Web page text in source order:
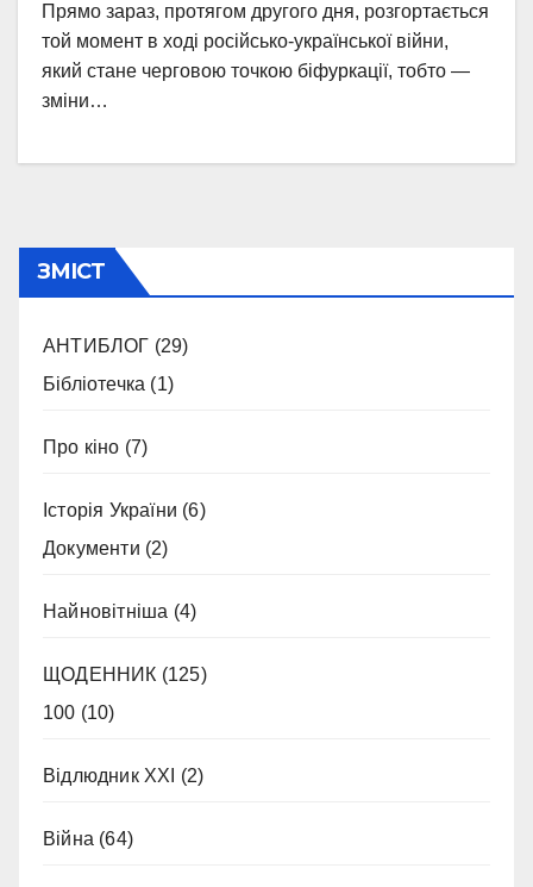
Прямо зараз, протягом другого дня, розгортається
той момент в ході російсько-української війни,
який стане черговою точкою біфуркації, тобто —
зміни…
ЗМІСТ
АНТИБЛОГ (29)
Бібліотечка (1)
Про кіно (7)
Історія України (6)
Документи (2)
Найновітніша (4)
ЩОДЕННИК (125)
100 (10)
Відлюдник XXI (2)
Війна (64)